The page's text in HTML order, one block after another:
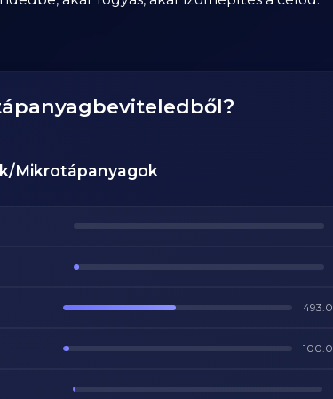
Mikrotápanyagok
493.0
100.0